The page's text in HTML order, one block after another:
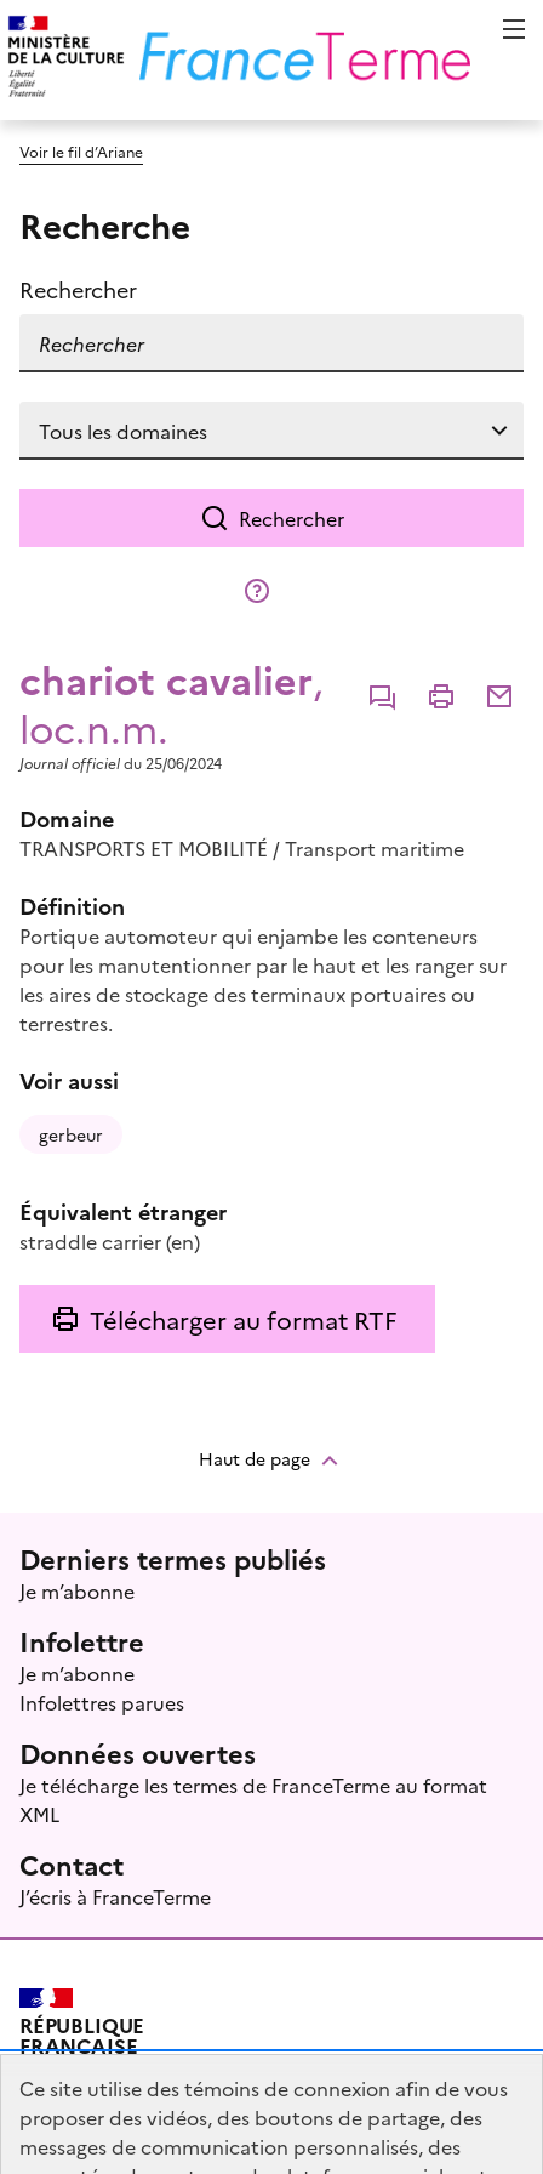
Voir le fil d’Ariane
Recherche
Rechercher
Rechercher
chariot cavalier,
loc.n.m.
CommenterImprimer
Journal officieldu 25/06/2024
Domaine
TRANSPORTS ET MOBILITÉ / Transport maritime
Définition
Portique automoteur qui enjambe les conteneurs
pour les manutentionner par le haut et les ranger sur
les aires de stockage des terminaux portuaires ou
terrestres.
Voir aussi
gerbeur
Équivalent étranger
straddle carrier(en)
Télécharger au format RTF
Haut de page
Menu prefooter
Derniers termes publiés
Je m’abonne
Infolettre
Je m’abonne
Infolettres parues
Données ouvertes
Je télécharge les termes de FranceTerme au format
XML
Contact
J’écris à FranceTerme
RÉPUBLIQUE
FRANÇAISE
Plan du site Mentions légales Qui sommes-nous ?
Ce site utilise des témoins de connexion afin de vous
proposer des vidéos, des boutons de partage, des
messages de communication personnalisés, des